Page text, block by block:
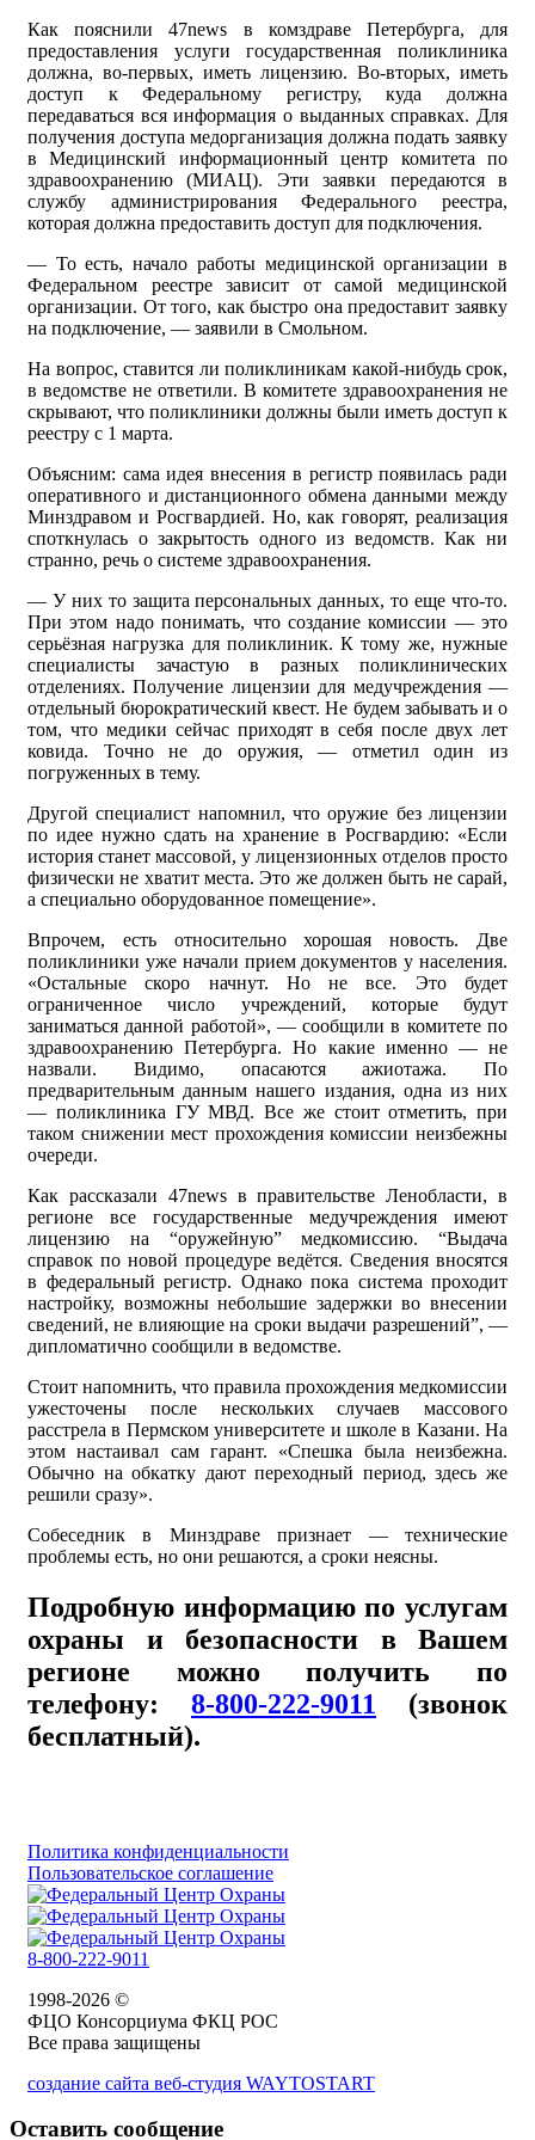
Как пояснили 47news в комздраве Петербурга, для
предоставления услуги государственная поликлиника
должна, во-первых, иметь лицензию. Во-вторых, иметь
доступ к Федеральному регистру, куда должна
передаваться вся информация о выданных справках. Для
получения доступа медорганизация должна подать заявку
в Медицинский информационный центр комитета по
здравоохранению (МИАЦ). Эти заявки передаются в
службу администрирования Федерального реестра,
которая должна предоставить доступ для подключения.
— То есть, начало работы медицинской организации в
Федеральном реестре зависит от самой медицинской
организации. От того, как быстро она предоставит заявку
на подключение, — заявили в Смольном.
На вопрос, ставится ли поликлиникам какой-нибудь срок,
в ведомстве не ответили. В комитете здравоохранения не
скрывают, что поликлиники должны были иметь доступ к
реестру с 1 марта.
Объясним: сама идея внесения в регистр появилась ради
оперативного и дистанционного обмена данными между
Минздравом и Росгвардией. Но, как говорят, реализация
споткнулась о закрытость одного из ведомств. Как ни
странно, речь о системе здравоохранения.
— У них то защита персональных данных, то еще что-то.
При этом надо понимать, что создание комиссии — это
серьёзная нагрузка для поликлиник. К тому же, нужные
специалисты зачастую в разных поликлинических
отделениях. Получение лицензии для медучреждения —
отдельный бюрократический квест. Не будем забывать и о
том, что медики сейчас приходят в себя после двух лет
ковида. Точно не до оружия, — отметил один из
погруженных в тему.
Другой специалист напомнил, что оружие без лицензии
по идее нужно сдать на хранение в Росгвардию: «Если
история станет массовой, у лицензионных отделов просто
физически не хватит места. Это же должен быть не сарай,
а специально оборудованное помещение».
Впрочем, есть относительно хорошая новость. Две
поликлиники уже начали прием документов у населения.
«Остальные скоро начнут. Но не все. Это будет
ограниченное число учреждений, которые будут
заниматься данной работой», — сообщили в комитете по
здравоохранению Петербурга. Но какие именно — не
назвали. Видимо, опасаются ажиотажа. По
предварительным данным нашего издания, одна из них
— поликлиника ГУ МВД. Все же стоит отметить, при
таком снижении мест прохождения комиссии неизбежны
очереди.
Как рассказали 47news в правительстве Ленобласти, в
регионе все государственные медучреждения имеют
лицензию на “оружейную” медкомиссию. “Выдача
справок по новой процедуре ведётся. Сведения вносятся
в федеральный регистр. Однако пока система проходит
настройку, возможны небольшие задержки во внесении
сведений, не влияющие на сроки выдачи разрешений”, —
дипломатично сообщили в ведомстве.
Стоит напомнить, что правила прохождения медкомиссии
ужесточены после нескольких случаев массового
расстрела в Пермском университете и школе в Казани. На
этом настаивал сам гарант. «Спешка была неизбежна.
Обычно на обкатку дают переходный период, здесь же
решили сразу».
Собеседник в Минздраве признает — технические
проблемы есть, но они решаются, а сроки неясны.
Подробную информацию по услугам
охраны и безопасности в Вашем
регионе можно получить по
телефону: 8-800-222-9011 (звонок
бесплатный).
Политика конфиденциальности
Пользовательское соглашение
8-800-222-9011
1998-2026 ©
ФЦО Консорциума ФКЦ РОС
Все права защищены
создание сайта веб-студия WAYTOSTART
Оставить сообщение